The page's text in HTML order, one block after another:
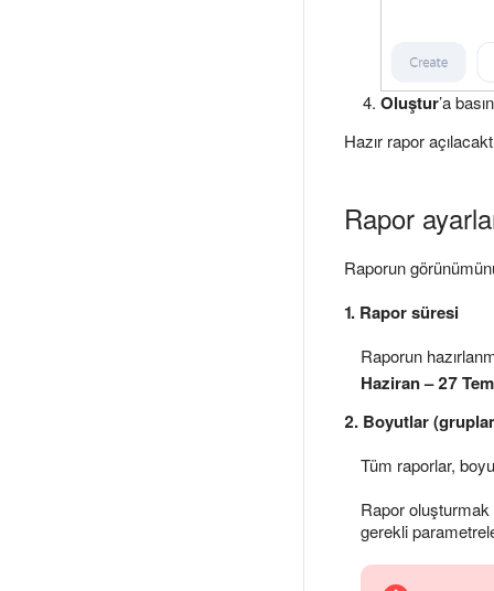
Oluştur’a
Hazır rapor
Rapor
Raporun
1. Rapor süresi
Raporun
Haziran – 27
2. Boyutlar
Tüm raporlar,
Rapor
gerekli